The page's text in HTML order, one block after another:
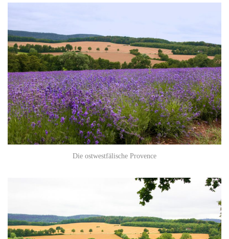
Die ostwestfälische Provence